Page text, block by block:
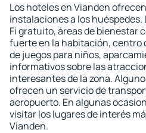
Los hoteles en Vianden
instalaciones a los huéspedes.
Fi gratuito, áreas de bienestar
fuerte en la habitación, centro
de juegos para niños,
informativos sobre las
interesantes de la zona.
ofrecen un servicio de
aeropuerto. En algunas
visitar los lugares de interés
Vianden.